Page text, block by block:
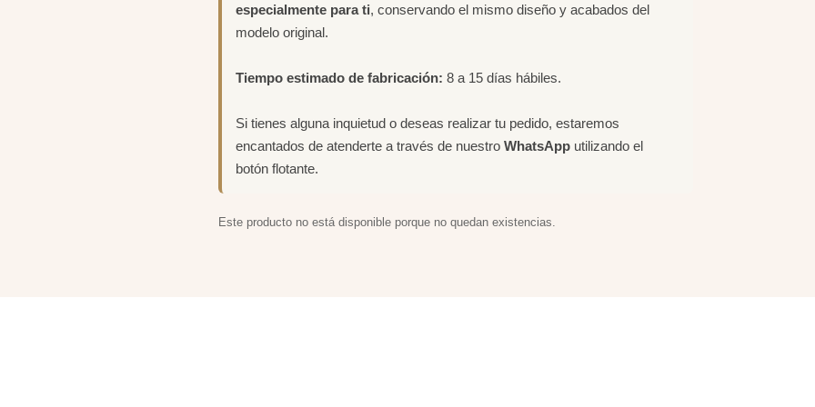
especialmente para ti, conservando el mismo diseño y acabados del
modelo original.
Tiempo estimado de fabricación: 8 a 15 días hábiles.
Si tienes alguna inquietud o deseas realizar tu pedido, estaremos
encantados de atenderte a través de nuestroWhatsApp utilizando el
botón flotante.
Este producto no está disponible porque no quedan existencias.